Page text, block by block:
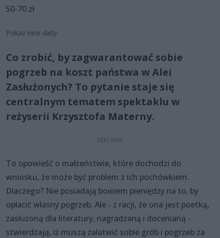
50-70 zł
Pokaż inne daty
Co zrobić, by zagwarantować sobie
pogrzeb na koszt państwa w Alei
Zasłużonych? To pytanie staje się
centralnym tematem spektaklu w
reżyserii Krzysztofa Materny.
To opowieść o małżeństwie, które dochodzi do
wniosku, że może być problem z ich pochówkiem.
Dlaczego? Nie posiadają bowiem pieniędzy na to, by
opłacić własny pogrzeb. Ale - z racji, że ona jest poetką,
zasłużoną dla literatury, nagradzaną i docenianą -
stwierdzają, iż muszą załatwić sobie grób i pogrzeb za